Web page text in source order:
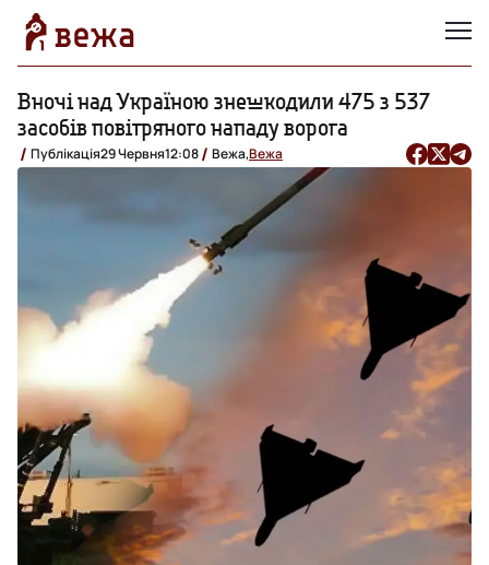
Вночі над Україною знешкодили 475 з 537
засобів повітряного нападу ворога
Публікація29 Червня12:08 Вежа,Вежа